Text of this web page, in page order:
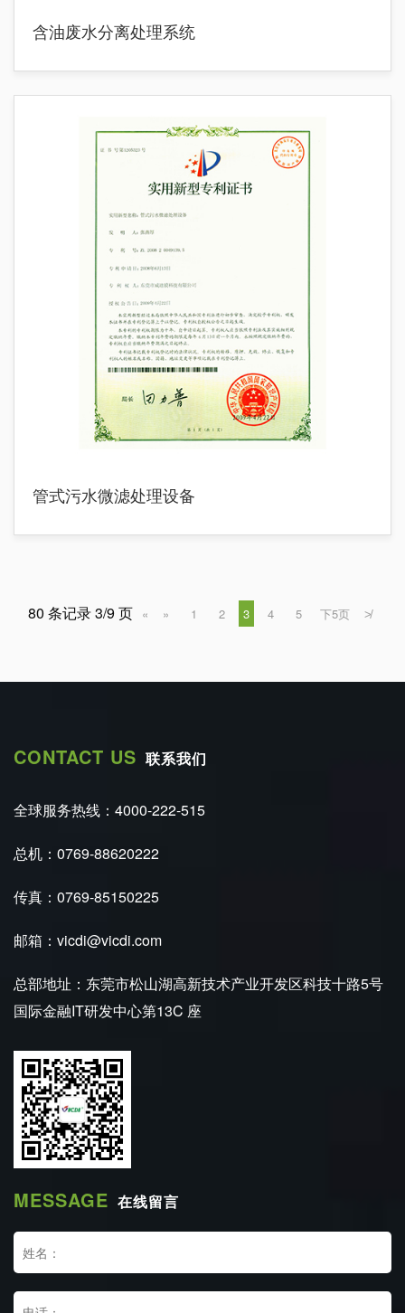
含油废水分离处理系统
管式污水微滤处理设备
80 条记录 3/9 页 « » 1 2 3 4 5 下5页 ≯
CONTACT US 联系我们
全球服务热线：4000-222-515
总机：0769-88620222
传真：0769-85150225
邮箱：vicdi@vicdi.com
总部地址：东莞市松山湖高新技术产业开发区科技十路5号
国际金融IT研发中心第13C 座
MESSAGE 在线留言